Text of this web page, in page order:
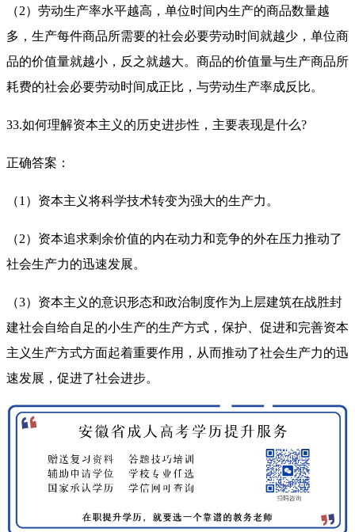
（2）劳动生产率水平越高，单位时间内生产的商品数量越
多，生产每件商品所需要的社会必要劳动时间就越少，单位商
品的价值量就越小，反之就越大。商品的价值量与生产商品所
耗费的社会必要劳动时间成正比，与劳动生产率成反比。
33.如何理解资本主义的历史进步性，主要表现是什么?
正确答案：
（1）资本主义将科学技术转变为强大的生产力。
（2）资本追求剩余价值的内在动力和竞争的外在压力推动了
社会生产力的迅速发展。
（3）资本主义的意识形态和政治制度作为上层建筑在战胜封
建社会自给自足的小生产的生产方式，保护、促进和完善资本
主义生产方式方面起着重要作用，从而推动了社会生产力的迅
速发展，促进了社会进步。